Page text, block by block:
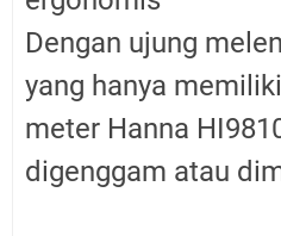
Dengan ujung
yang hanya
meter Hanna
digenggam atau